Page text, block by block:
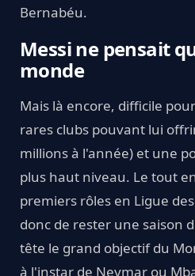
Bernabéu.
Messi ne pensait
monde
Mais là encore, difficile
rares clubs pouvant lui
millions à l'année) et une
plus haut niveau. Le tout
premiers rôles en Ligue
donc de rester une saison
tête le grand objectif du
à l'instar de Neymar ou